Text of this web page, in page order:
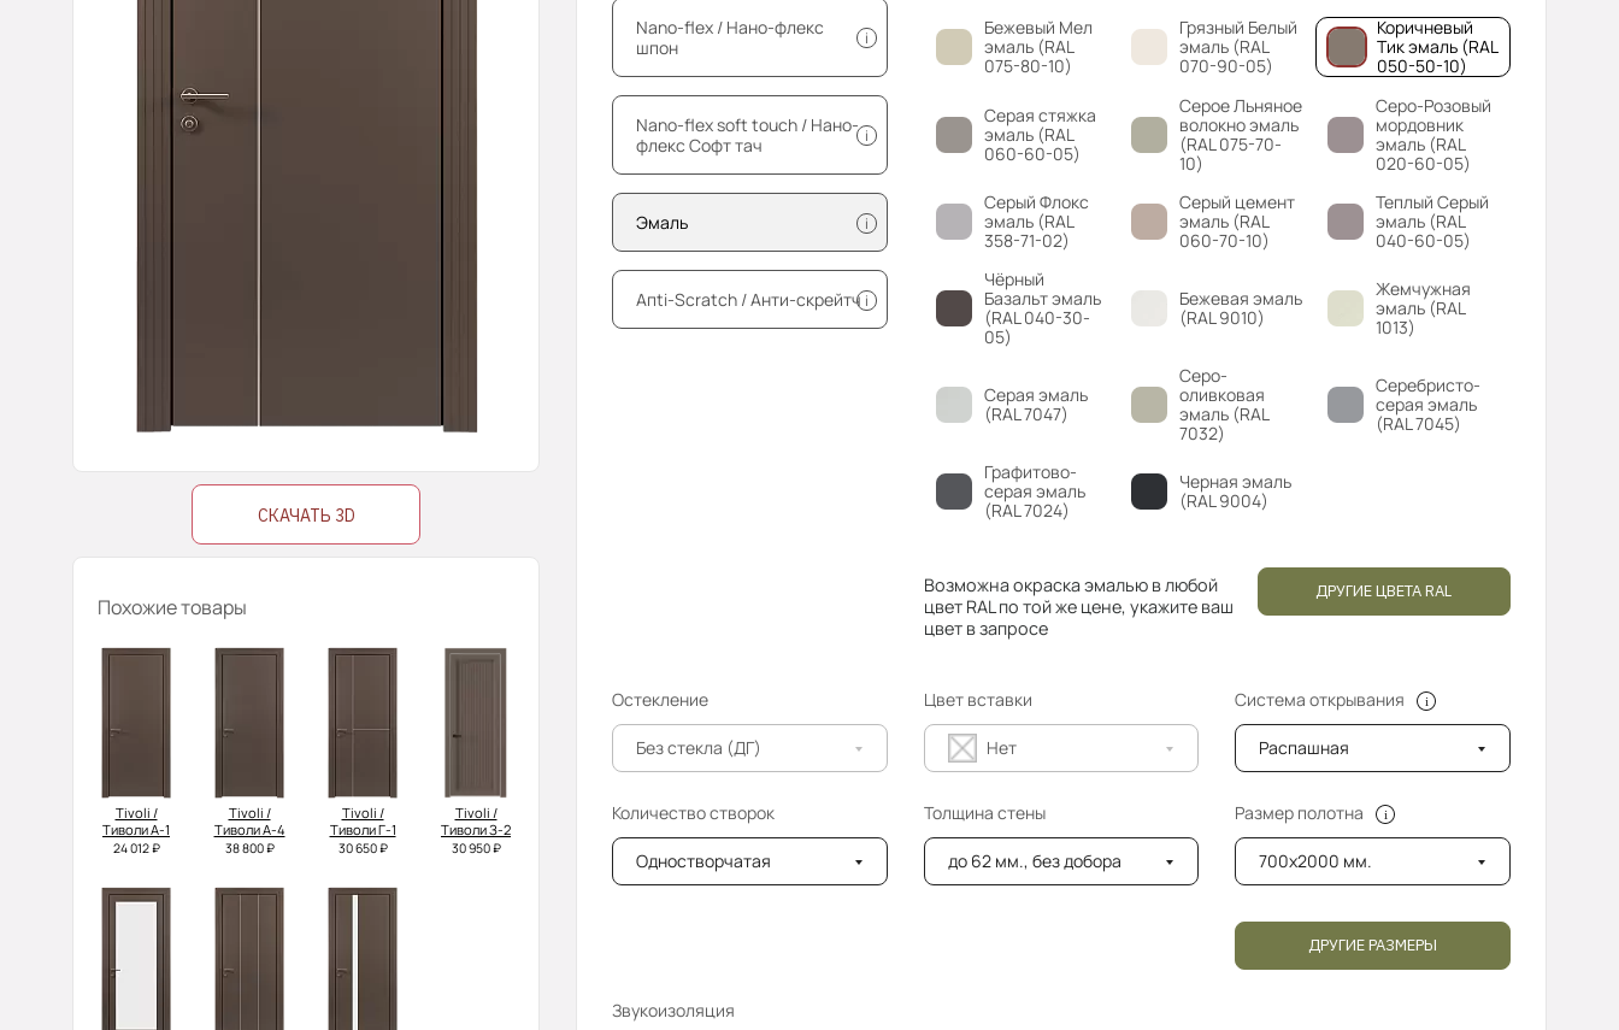
СКАЧАТЬ 3D
Похожие товары
Tivoli /
Тиволи А-1
24 012 ₽
Tivoli /
Тиволи А-4
38 800 ₽
Tivoli /
Тиволи Г-1
30 650 ₽
Tivoli /
Тиволи З-2
30 950 ₽
Nano-flex / Нано-флекс
шпон
i
Nano-flex soft touch / Нано-
флекс Софт тач
i
Эмаль i
Апti-Sсrаtсh / Анти-скрейтч i
Бежевый Мел
эмаль (RAL
075-80-10)
Грязный Белый
эмаль (RAL
070-90-05)
Коричневый
Тик эмаль (RAL
050-50-10)
Серая стяжка
эмаль (RAL
060-60-05)
Серое Льняное
волокно эмаль
(RAL 075-70-
10)
Серо-Розовый
мордовник
эмаль (RAL
020-60-05)
Серый Флокс
эмаль (RAL
358-71-02)
Серый цемент
эмаль (RAL
060-70-10)
Теплый Серый
эмаль (RAL
040-60-05)
Чёрный
Базальт эмаль
(RAL 040-30-
05)
Бежевая эмаль
(RAL 9010)
Жемчужная
эмаль (RAL
1013)
Серая эмаль
(RAL 7047)
Серо-
оливковая
эмаль (RAL
7032)
Серебристо-
серая эмаль
(RAL 7045)
Графитово-
серая эмаль
(RAL 7024)
Черная эмаль
(RAL 9004)
Возможна окраска эмалью в любой
цвет RAL по той же цене, укажите ваш
цвет в запросе
ДРУГИЕ ЦВЕТА RAL
Остекление
Без стекла (ДГ)
Цвет вставки
Нет
Система открывания
Распашная
Количество створок
Одностворчатая
Толщина стены
до 62 мм., без добора
Размер полотна
700x2000 мм.
ДРУГИЕ РАЗМЕРЫ
Звукоизоляция